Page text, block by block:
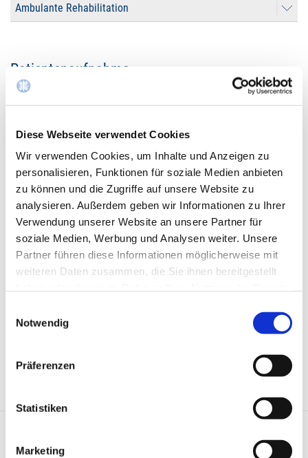
Diese Webseite verwendet Cookies
Wir verwenden Cookies, um Inhalte und Anzeigen zu
personalisieren, Funktionen für soziale Medien anbieten
zu können und die Zugriffe auf unsere Website zu
analysieren. Außerdem geben wir Informationen zu Ihrer
Verwendung unserer Website an unsere Partner für
soziale Medien, Werbung und Analysen weiter. Unsere
Partner führen diese Informationen möglicherweise mit
weiteren Daten zusammen, die Sie ihnen bereitgestellt
Notwendig
Präferenzen
Statistiken
Marketing
Ambulante Rehabilitation
Patientenaufnahme
Dechant Deckers Str. 8
52249 Eschweiler
Abrechnung: 02403 76 - 1110
Patientenaufnahme: 02403 76 - 2000
Mail schreiben